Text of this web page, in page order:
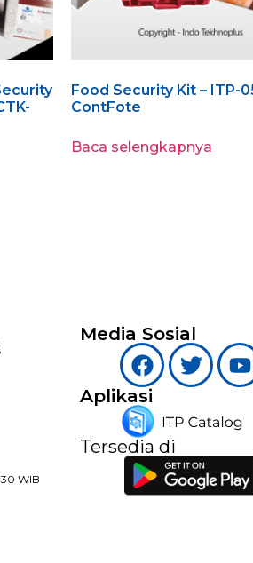
Food Security Kit – ITP-
ContFote
Baca selengkapnya
WIB
Media Sosial
Aplikasi
Tersedia di